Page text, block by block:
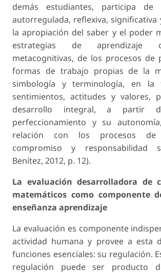
demás estudiantes, participa de
autorregulada, reflexiva, significativa
la apropiación del saber y el poder
estrategias de aprendizaje
metacognitivas, de los procesos de
formas de trabajo propias de la
simbología y terminología, en la
sentimientos, actitudes y valores,
desarrollo integral, a partir
perfeccionamiento y su
relación con los procesos de
compromiso y responsabilidad
Benítez, 2012, p. 12).
La evaluación desarrolladora de
matemáticos como componente
enseñanza aprendizaje
La evaluación es componente
actividad humana y provee a esta
funciones esenciales: su regulación.
regulación puede ser producto